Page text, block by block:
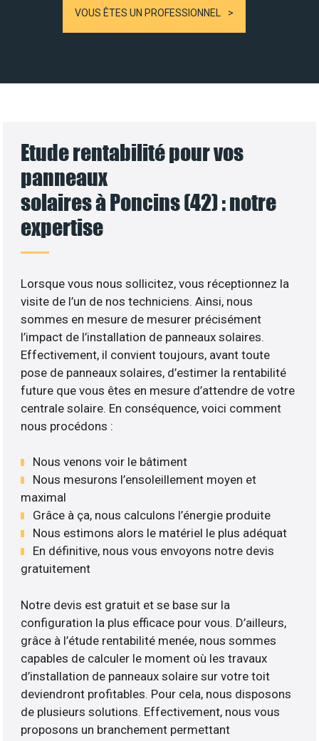
VOUS ÊTES UN PROFESSIONNEL
Etude rentabilité pour vos
panneaux
solaires à Poncins (42) : notre
expertise
Lorsque vous nous sollicitez, vous réceptionnez la
visite de l’un de nos techniciens. Ainsi, nous
sommes en mesure de mesurer précisément
l’impact de l’installation de panneaux solaires.
Effectivement, il convient toujours, avant toute
pose de panneaux solaires, d’estimer la rentabilité
future que vous êtes en mesure d’attendre de votre
centrale solaire. En conséquence, voici comment
nous procédons :
Nous venons voir le bâtiment
Nous mesurons l’ensoleillement moyen et
maximal
Grâce à ça, nous calculons l’énergie produite
Nous estimons alors le matériel le plus adéquat
En définitive, nous vous envoyons notre devis
gratuitement
Notre devis est gratuit et se base sur la
configuration la plus efficace pour vous. D’ailleurs,
grâce à l’étude rentabilité menée, nous sommes
capables de calculer le moment où les travaux
d’installation de panneaux solaire sur votre toit
deviendront profitables. Pour cela, nous disposons
de plusieurs solutions. Effectivement, nous vous
proposons un branchement permettant